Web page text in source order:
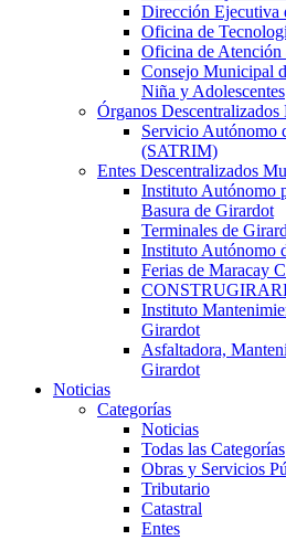
Dirección Ejecutiva
Oficina de
Oficina de Atención
Consejo Municipal
Niña y Adolescentes
Órganos
Servicio Autónomo
(SATRIM)
Entes Descentralizados
Instituto Autónomo
Basura de Girardot
Terminales de
Instituto Autónomo
Ferias de Maracay
Instituto
Girardot
Asfaltadora,
Girardot
Noticias
Categorías
Noticias
Todas las Categorías
Obras y Servicios
Tributario
Catastral
Entes